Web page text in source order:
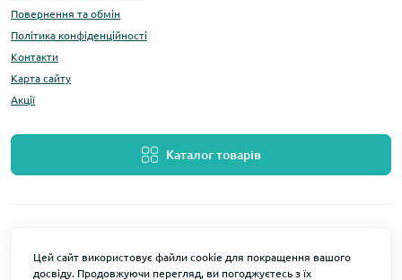
Повернення та обмін
Політика конфіденційності
Контакти
Карта сайту
Акції
Каталог товарів
Цей сайт використовує файли cookie для покращення вашого
досвіду. Продовжуючи перегляд, ви погоджуєтесь з їх